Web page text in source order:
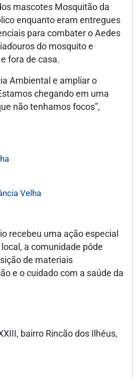
mascotes Mosquitão da
enquanto eram entregues
para combater o Aedes
do mosquito e
fora de casa.
Ambiental e ampliar o
chegando em uma
não tenhamos focos”,
Velha
recebeu uma ação especial
a comunidade pôde
de materiais
e o cuidado com a saúde da
bairro Rincão dos Ilhéus,